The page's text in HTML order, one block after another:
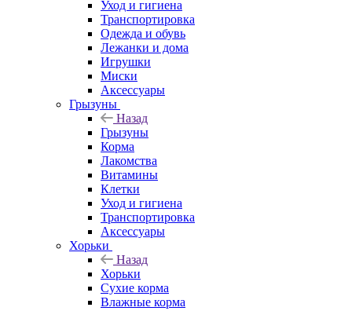
Уход и гигиена
Транспортировка
Одежда и обувь
Лежанки и дома
Игрушки
Миски
Аксессуары
Грызуны
Назад
Грызуны
Корма
Лакомства
Витамины
Клетки
Уход и гигиена
Транспортировка
Аксессуары
Хорьки
Назад
Хорьки
Сухие корма
Влажные корма